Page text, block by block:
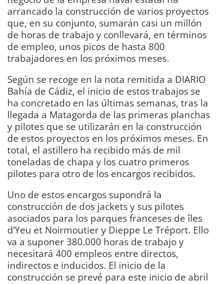
arrancado la construcción de varios proyectos
que, en su conjunto, sumarán casi un millón
de horas de trabajo y conllevará, en términos
de empleo, unos picos de hasta 800
trabajadores en los próximos meses.
Según se recoge en la nota remitida a DIARIO
Bahía de Cádiz, el inicio de estos trabajos se
ha concretado en las últimas semanas, tras la
llegada a Matagorda de las primeras planchas
y pilotes que se utilizarán en la construcción
de estos proyectos en los próximos meses. En
total, el astillero ha recibido más de mil
toneladas de chapa y los cuatro primeros
pilotes para otro de los encargos recibidos.
Uno de estos encargos supondrá la
construcción de dos jackets y sus pilotes
asociados para los parques franceses de îles
d’Yeu et Noirmoutier y Dieppe Le Tréport. Ello
va a suponer 380.000 horas de trabajo y
necesitará 400 empleos entre directos,
indirectos e inducidos. El inicio de la
construcción se prevé para este inicio de abril